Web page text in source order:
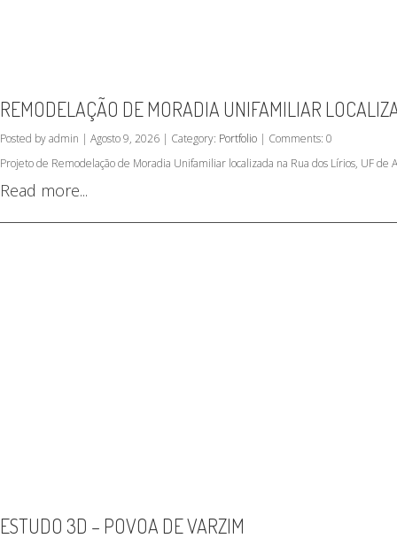
REMODELAÇÃO DE MORADIA UNIFAMILIAR
Posted by admin | Agosto 9, 2026 | Category: Portfolio | Comments: 0
Projeto de Remodelação de Moradia Unifamiliar localizada na Rua dos Lírios, UF de
Read more...
ESTUDO 3D – POVOA DE VARZIM